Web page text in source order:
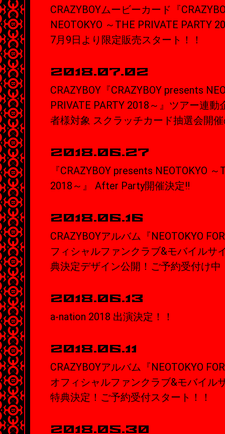
CRAZYBOYムービーカード『
NEOTOKYO ～THE PRIVATE PARTY
7月9日より限定販売スタート！！
2018.07.02
CRAZYBOY『CRAZYBOY presents
PRIVATE PARTY 2018～』ツアー連
者様対象 スクラッチカード抽選会開
2018.06.27
『CRAZYBOY presents NEOTOKYO
2018～』 After Party開催決定!!
2018.06.16
CRAZYBOYアルバム『NEOTOKYO
フィシャルファンクラブ&モバイルサ
典決定デザイン公開！ご予約受付け中
2018.06.13
a-nation 2018 出演決定！！
2018.06.11
CRAZYBOYアルバム『NEOTOKYO
オフィシャルファンクラブ&モバイル
特典決定！ご予約受付スタート！！
2018.05.30